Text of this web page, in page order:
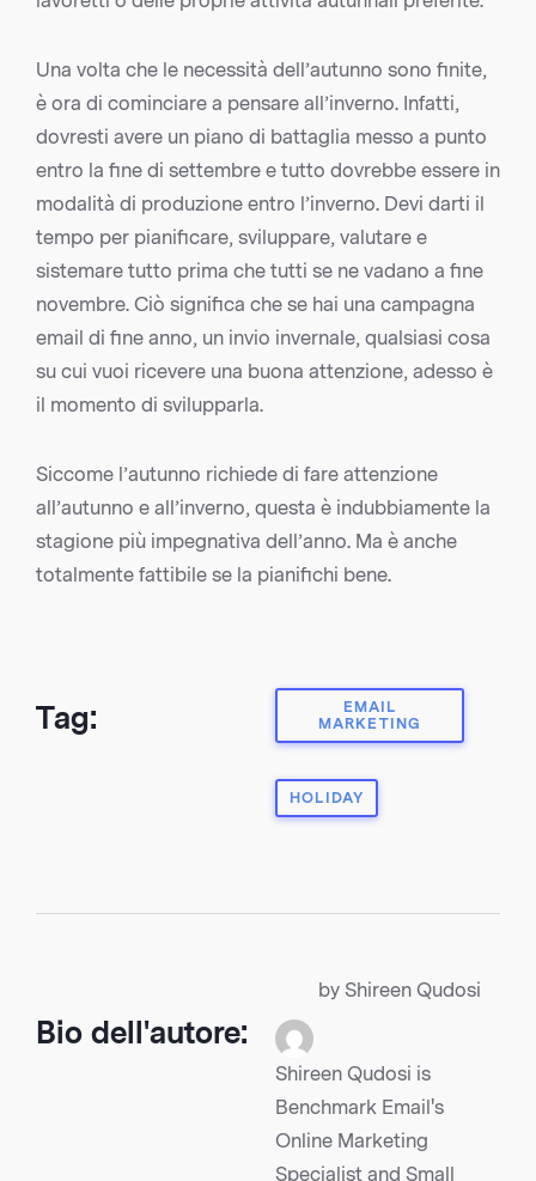
Una volta che le necessità dell’autunno sono finite,
è ora di cominciare a pensare all’inverno. Infatti,
dovresti avere un piano di battaglia messo a punto
entro la fine di settembre e tutto dovrebbe essere in
modalità di produzione entro l’inverno. Devi darti il
tempo per pianificare, sviluppare, valutare e
sistemare tutto prima che tutti se ne vadano a fine
novembre. Ciò significa che se hai una campagna
email di fine anno, un invio invernale, qualsiasi cosa
su cui vuoi ricevere una buona attenzione, adesso è
il momento di svilupparla.
Siccome l’autunno richiede di fare attenzione
all’autunno e all’inverno, questa è indubbiamente la
stagione più impegnativa dell’anno. Ma è anche
totalmente fattibile se la pianifichi bene.
Tag:
EMAIL
MARKETING
HOLIDAY
Bio dell'autore:
by Shireen Qudosi
Shireen Qudosi is
Benchmark Email's
Online Marketing
Specialist and Small